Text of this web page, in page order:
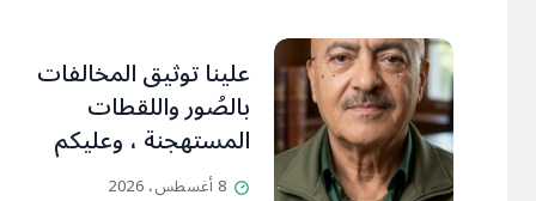
علينا توثيق المخالفات
بالصُور واللقطات
المستهجنة ، وعليكم
التنبّه وإبداء آرائكم
8 أغسطس، 2026